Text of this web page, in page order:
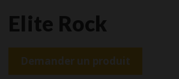
Elite Rock
Demander un produit